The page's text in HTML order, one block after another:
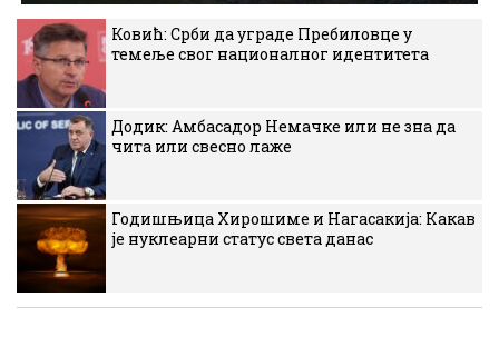
Ковић: Срби да уграде Пребиловце у
темеље свог националног идентитета
Додик: Амбасадор Немачке или не зна да
чита или свесно лаже
Годишњица Хирошиме и Нагасакија: Какав
је нуклеарни статус света данас